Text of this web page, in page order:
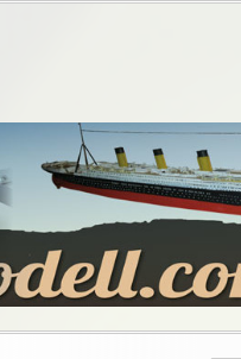
Blog de